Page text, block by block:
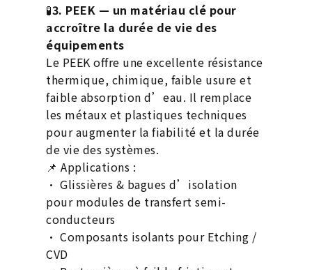
🧪3. PEEK — un matériau clé pour
accroître la durée de vie des
équipements
Le PEEK offre une excellente résistance
thermique, chimique, faible usure et
faible absorption d’eau. Il remplace
les métaux et plastiques techniques
pour augmenter la fiabilité et la durée
de vie des systèmes.
📌 Applications :
• Glissières & bagues d’isolation
pour modules de transfert semi-
conducteurs
• Composants isolants pour Etching /
CVD